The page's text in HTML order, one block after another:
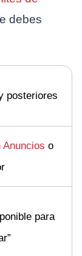
debes
posteriores
Anuncios o
para